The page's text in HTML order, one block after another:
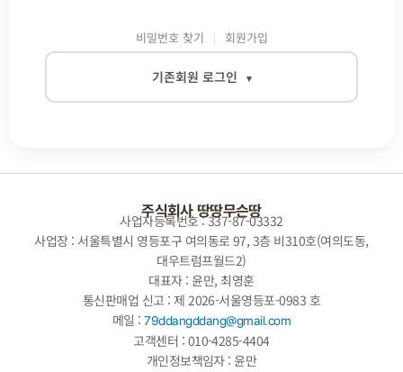
비밀번호 찾기 회원가입
기존회원 로그인 ▾
로그인
주식회사 땅땅무슨땅
사업자등록번호 : 337-87-03332
사업장 : 서울특별시 영등포구 여의동로 97, 3층 비310호(여의도동,
대우트럼프월드2)
대표자 : 윤만, 최영훈
통신판매업 신고 : 제 2026-서울영등포-0983 호
메일 :79ddangddang@gmail.com
고객센터 : 010-4285-4404
개인정보책임자 : 윤만